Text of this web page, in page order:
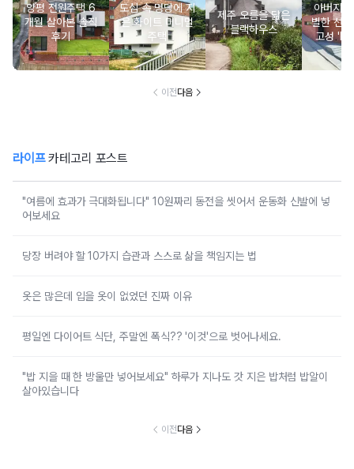
양평 전원주택 6
개월 살아본 솔직
후기
도심 속 명당에 지
은 화이트 미니멀
주택
제주 오름을 닮은
블랙하우스
아버지
별한 선
고성
m
이전다음
라이프카테고리 포스트
"여름에 효과가 극대화됩니다" 10원짜리 동전을 씻어서 운동화 신발에 넣
어보세요
당장 버려야 할 10가지 습관과 스스로 삶을 책임지는 법
옷은 많은데 입을 옷이 없었던 진짜 이유
평일엔 다이어트 식단, 주말엔 폭식?? '이것'으로 벗어나세요.
"밥 지을 때 한 방울만 넣어보세요" 하루가 지나도 갓 지은 밥처럼 밥알이
살아있습니다
이전다음